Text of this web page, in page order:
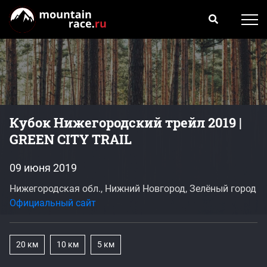
Кубок Нижегородский трейл 2019 |
GREEN CITY TRAIL
09 июня 2019
Нижегородская обл., Нижний Новгород, Зелёный город
Официальный сайт
20 км 10 км 5 км